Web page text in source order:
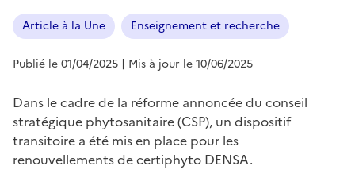
Article à la Une Enseignement et recherche
Publié le 01/04/2025 | Mis à jour le 10/06/2025
Dans le cadre de la réforme annoncée du conseil
stratégique phytosanitaire (CSP), un dispositif
transitoire a été mis en place pour les
renouvellements de certiphyto DENSA.